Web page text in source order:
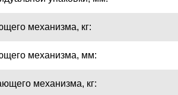
механизма, кг:
механизма, мм:
механизма, кг: